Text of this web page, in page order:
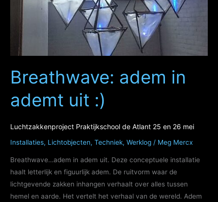
Breathwave: adem in
ademt uit :)
Luchtzakkenproject Praktijkschool de Atlant 25 en 26 mei
Installaties, Lichtobjecten,Techniek,Werklog / Meg Mercx
Breathwave…adem in adem uit. Deze conceptuele installatie
haalt letterlijk en figuurlijk adem. De ruitvorm waar de
lichtgevende zakken inhangen verhaalt over alles tussen
hemel en aarde. Het vertelt het verhaal van de wereld. Adem